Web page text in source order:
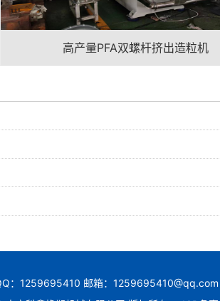
高产量PFA双螺杆挤出造粒机
：1259695410 邮箱：1259695410@qq.com